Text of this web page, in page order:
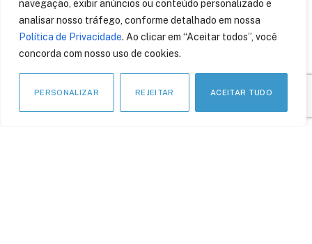
navegação, exibir anúncios ou conteúdo personalizado e
analisar nosso tráfego, conforme detalhado em nossa
Política de Privacidade. Ao clicar em “Aceitar todos”, você
concorda com nosso uso de cookies.
PERSONALIZAR REJEITAR ACEITAR TUDO
APOIO INSTITUCIONAL